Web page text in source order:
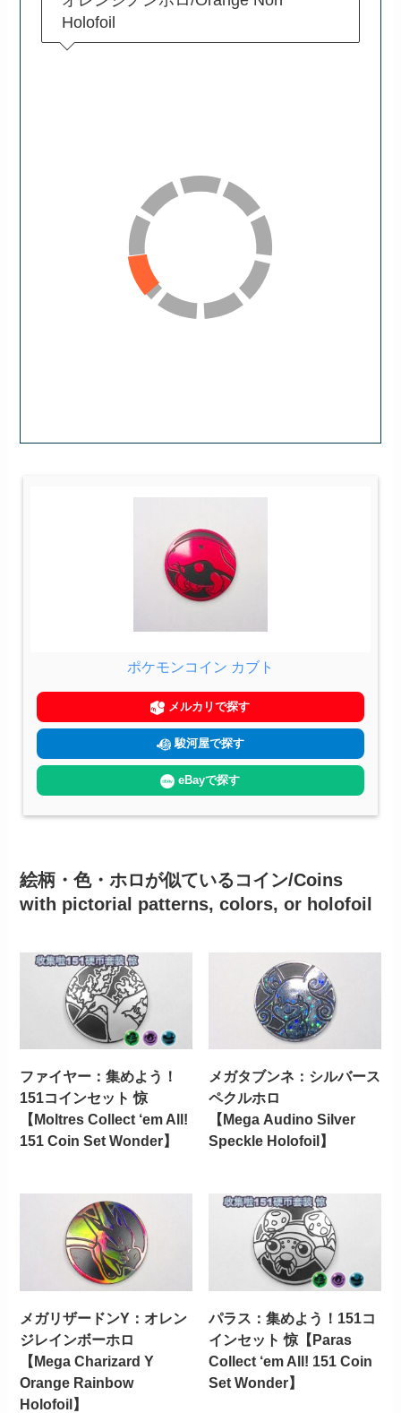
Holofoil
ポケモンコイン カブト
メルカリで探す
駿河屋で探す
eBayで探す
絵柄・色・ホロが似ているコイン/Coins
with pictorial patterns, colors, or holofoil
ファイヤー：集めよう！
151コインセット 惊
【Moltres Collect ‘em All!
151 Coin Set Wonder】
メガタブンネ：シルバース
ペクルホロ
【Mega Audino Silver
Speckle Holofoil】
メガリザードンY：オレン
ジレインボーホロ
【Mega Charizard Y
Orange Rainbow
Holofoil】
パラス：集めよう！151コ
インセット 惊【Paras
Collect ‘em All! 151 Coin
Set Wonder】